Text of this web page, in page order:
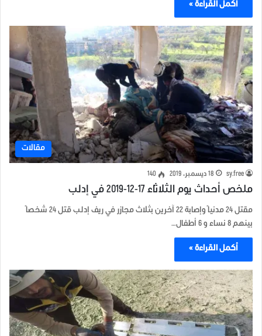
أكمل القراءة »
مقالات
sy.free 18 ديسمبر، 2019 140
ملخص أحداث يوم الثلاثاء 17-12-2019 في إدلب
مقتل 24 مدنياً وإصابة 22 آخرين بثلاث مجازر في ريف إدلب قتل 24 شخصاً
بينهم 8 نساء و 6 أطفال…
أكمل القراءة »